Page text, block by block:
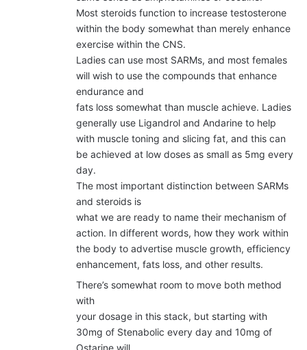
Most steroids function to increase testosterone
within the body somewhat than merely enhance
exercise within the CNS.
Ladies can use most SARMs, and most females
will wish to use the compounds that enhance
endurance and
fats loss somewhat than muscle achieve. Ladies
generally use Ligandrol and Andarine to help
with muscle toning and slicing fat, and this can
be achieved at low doses as small as 5mg every
day.
The most important distinction between SARMs
and steroids is
what we are ready to name their mechanism of
action. In different words, how they work within
the body to advertise muscle growth, efficiency
enhancement, fats loss, and other results.
There’s somewhat room to move both method
with
your dosage in this stack, but starting with
30mg of Stenabolic every day and 10mg of
Ostarine will